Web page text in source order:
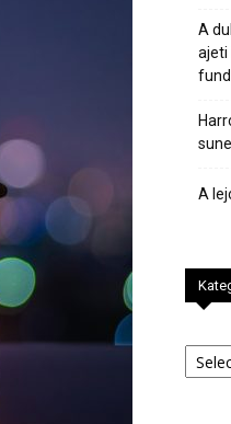
A
ajeti
A